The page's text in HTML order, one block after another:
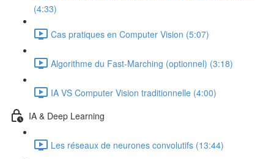
(4:33)
Cas pratiques en Computer Vision (5:07)
Algorithme du Fast-Marching (optionnel) (3:18)
IA VS Computer Vision traditionnelle (4:00)
IA & Deep Learning
Les réseaux de neurones convolutifs (13:44)